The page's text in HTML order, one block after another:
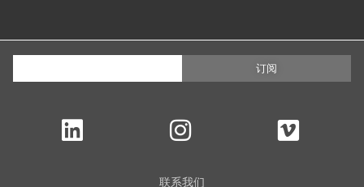
订阅
联系我们